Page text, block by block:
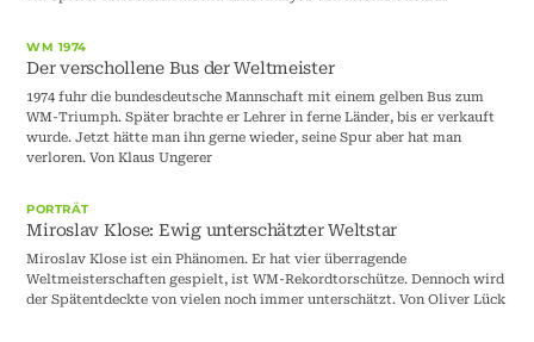
WM 1974
Der verschollene Bus der Weltmeister
1974 fuhr die bundesdeutsche Mannschaft mit einem gelben Bus zum
WM-Triumph. Später brachte er Lehrer in ferne Länder, bis er verkauft
wurde. Jetzt hätte man ihn gerne wieder, seine Spur aber hat man
verloren. Von Klaus Ungerer
PORTRÄT
Miroslav Klose: Ewig unterschätzter Weltstar
Miroslav Klose ist ein Phänomen. Er hat vier überragende
Weltmeisterschaften gespielt, ist WM-Rekordtorschütze. Dennoch wird
der Spätentdeckte von vielen noch immer unterschätzt. Von Oliver Lück